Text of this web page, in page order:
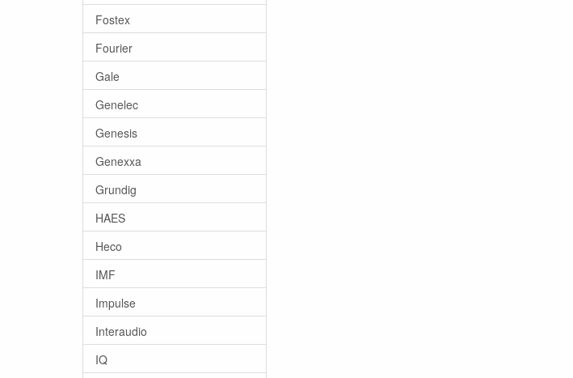
Fostex
Fourier
Gale
Genelec
Genesis
Genexxa
Grundig
HAES
Heco
IMF
Impulse
Interaudio
IQ